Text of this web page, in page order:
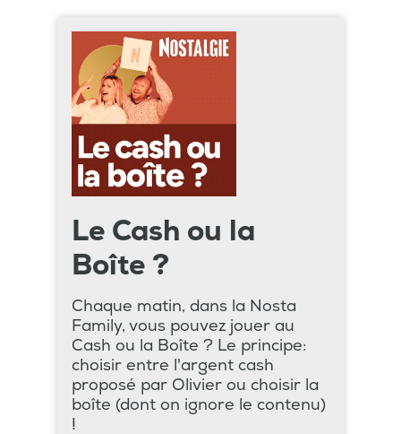
Le Cash ou la
Boîte ?
Chaque matin, dans la Nosta
Family, vous pouvez jouer au
Cash ou la Boîte ? Le principe:
choisir entre l'argent cash
proposé par Olivier ou choisir la
boîte (dont on ignore le contenu)
!